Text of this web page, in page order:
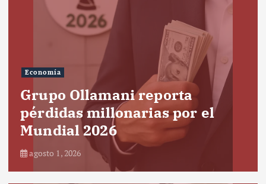
Economía
Grupo Ollamani reporta
pérdidas millonarias por el
Mundial 2026
agosto 1, 2026